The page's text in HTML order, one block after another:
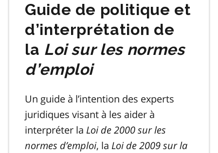
Guide de politique et
d’interprétation de
la Loi sur les normes
d’emploi
Un guide à l’intention des experts
juridiques visant à les aider à
interpréter la Loi de 2000 sur les
normes d’emploi, la Loi de 2009 sur la